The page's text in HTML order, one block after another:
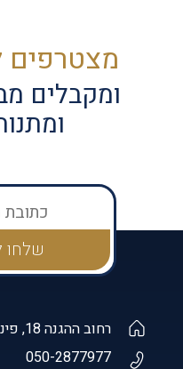
מצטרפים
ומקבלים
רחוב ההגנה 18, פינת חיים עוזר, פתח תקווה
050-2877977